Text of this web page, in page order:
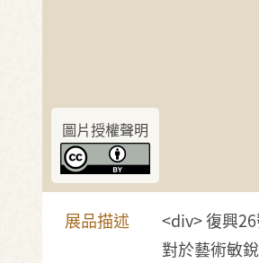
圖片授權聲明
展品描述
<div> 復興
對於藝術敏